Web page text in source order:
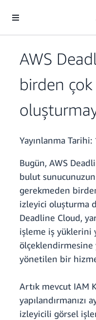
AWS
birden
Yayınlanma Tarihi:
Bugün, AWS
bulut sunucunuzun
gerekmeden
izleyici oluşturma
Deadline Cloud,
işleme iş yüklerini
ölçeklendirmesine
yönetilen bir
Artık mevcut IAM
yapılandırmanızı
izleyicili görsel